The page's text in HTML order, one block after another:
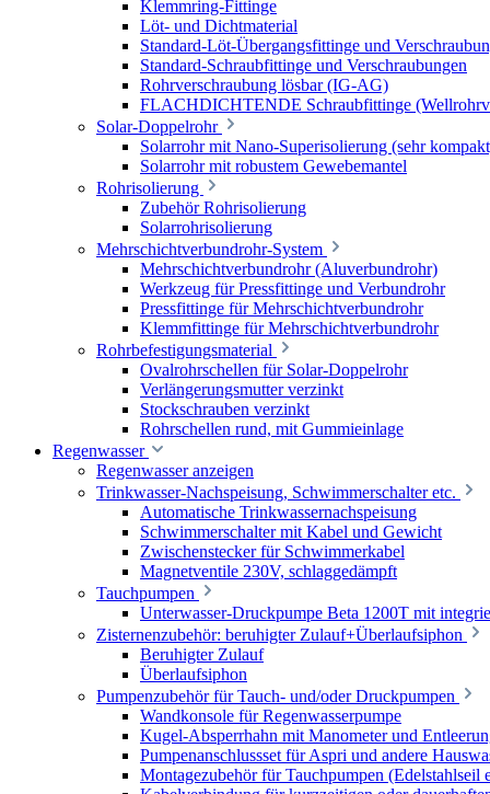
Klemmring-Fittinge
Löt- und Dichtmaterial
Standard-Löt-Übergangsfittinge und
Standard-Schraubfittinge und Verschraubungen
Rohrverschraubung lösbar (IG-AG)
FLACHDICHTENDE Schraubfittinge
Solar-Doppelrohr
Solarrohr mit Nano-Superisolierung (sehr
Solarrohr mit robustem Gewebemantel
Rohrisolierung
Zubehör Rohrisolierung
Solarrohrisolierung
Mehrschichtverbundrohr-System
Mehrschichtverbundrohr (Aluverbundrohr)
Werkzeug für Pressfittinge und Verbundrohr
Pressfittinge für Mehrschichtverbundrohr
Klemmfittinge für Mehrschichtverbundrohr
Rohrbefestigungsmaterial
Ovalrohrschellen für Solar-Doppelrohr
Verlängerungsmutter verzinkt
Stockschrauben verzinkt
Rohrschellen rund, mit Gummieinlage
Regenwasser
Regenwasser anzeigen
Trinkwasser-Nachspeisung, Schwimmerschalter etc.
Automatische Trinkwassernachspeisung
Schwimmerschalter mit Kabel und Gewicht
Zwischenstecker für Schwimmerkabel
Magnetventile 230V, schlaggedämpft
Tauchpumpen
Unterwasser-Druckpumpe Beta 1200T mit
Zisternenzubehör: beruhigter Zulauf+Überlaufsiphon
Beruhigter Zulauf
Überlaufsiphon
Pumpenzubehör für Tauch- und/oder Druckpumpen
Wandkonsole für Regenwasserpumpe
Kugel-Absperrhahn mit Manometer und
Pumpenanschlussset für Aspri und andere
Montagezubehör für Tauchpumpen (Edelstahlseil